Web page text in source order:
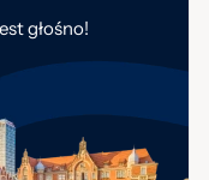
głośno!